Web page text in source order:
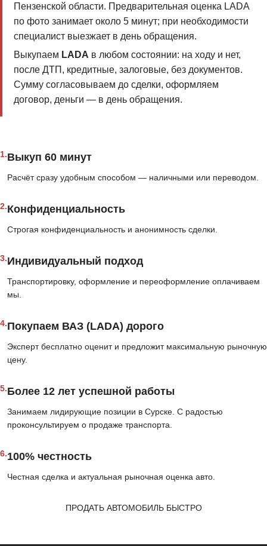
Пензенской области. Предварительная оценка LADA
по фото занимает около 5 минут; при необходимости
специалист выезжает в день обращения.
Выкупаем LADA в любом состоянии: на ходу и нет,
после ДТП, кредитные, залоговые, без документов.
Сумму согласовываем до сделки, оформляем
договор, деньги — в день обращения.
1.Выкуп 60 минут
Расчёт сразу удобным способом — наличными или переводом.
2.Конфиденциальность
Строгая конфиденциальность и анонимность сделки.
3.Индивидуальный подход
Транспортировку, оформление и переоформление оплачиваем
мы.
4.Покупаем ВАЗ (LADA) дорого
Эксперт бесплатно оценит и предложит максимальную рыночную
цену.
5.Более 12 лет успешной работы
Занимаем лидирующие позиции в Сурске. С радостью
проконсультируем о продаже транспорта.
6.100% честность
Честная сделка и актуальная рыночная оценка авто.
ПРОДАТЬ АВТОМОБИЛЬ БЫСТРО